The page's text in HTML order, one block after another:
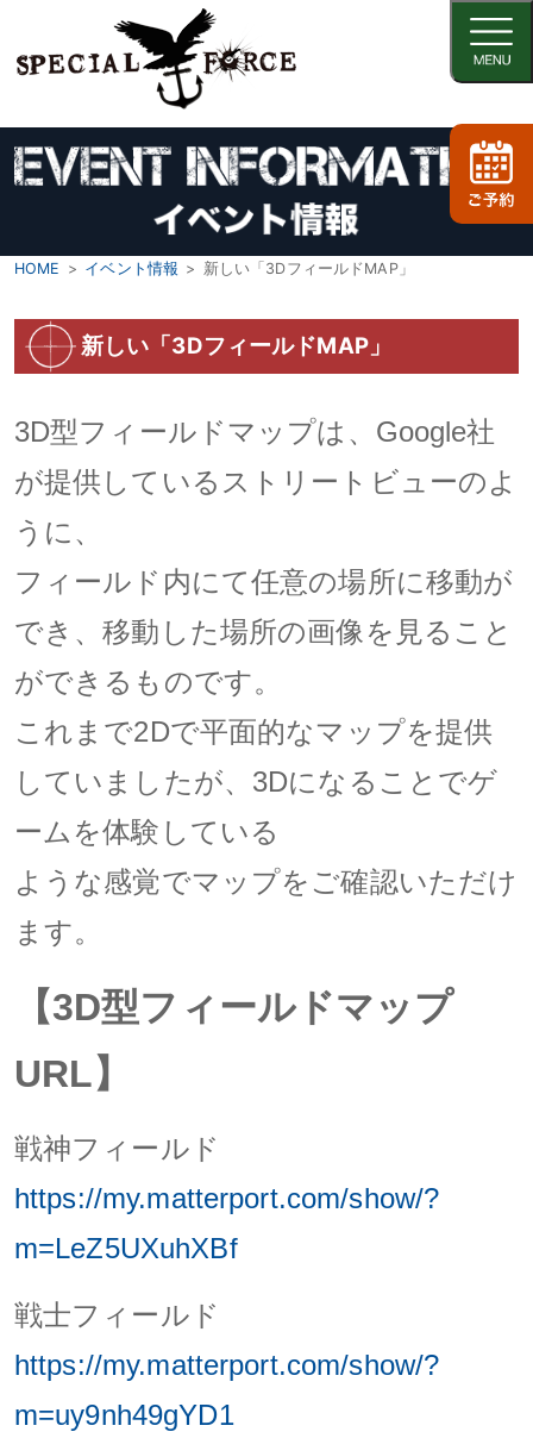
HOME イベント情報 新しい「3DフィールドMAP」
新しい「3DフィールドMAP」
3D型フィールドマップは、Google社
が提供しているストリートビューのよ
うに、
フィールド内にて任意の場所に移動が
でき、移動した場所の画像を見ること
ができるものです。
これまで2Dで平面的なマップを提供
していましたが、3Dになることでゲ
ームを体験している
ような感覚でマップをご確認いただけ
ます。
【3D型フィールドマップ
URL】
戦神フィールド
https://my.matterport.com/show/?
m=LeZ5UXuhXBf
戦士フィールド
https://my.matterport.com/show/?
m=uy9nh49gYD1